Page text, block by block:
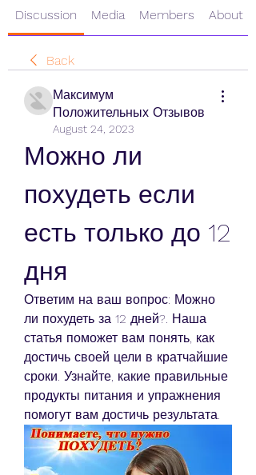
Discussion Media Members About
Back
Максимум
Положительных Отзывов
August 24, 2023
Можно ли
похудеть если
есть только до 12
дня
Ответим на ваш вопрос: Можно
ли похудеть за 12 дней?. Наша
статья поможет вам понять, как
достичь своей цели в кратчайшие
сроки. Узнайте, какие правильные
продукты питания и упражнения
помогут вам достичь результата.